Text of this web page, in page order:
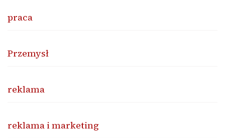
praca
Przemysł
reklama
reklama i marketing